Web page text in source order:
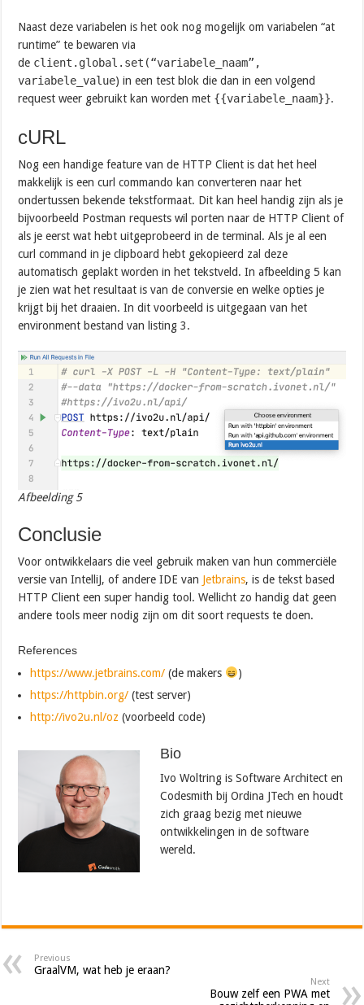
Naast deze variabelen is het ook nog mogelijk om variabelen “at
runtime” te bewaren via
de client.global.set(“variabele_naam”,
variabele_value) in een test blok die dan in een volgend
request weer gebruikt kan worden met {{variabele_naam}}.
cURL
Nog een handige feature van de HTTP Client is dat het heel
makkelijk is een curl commando kan converteren naar het
ondertussen bekende tekstformaat. Dit kan heel handig zijn als je
bijvoorbeeld Postman requests wil porten naar de HTTP Client of
als je eerst wat hebt uitgeprobeerd in de terminal. Als je al een
curl command in je clipboard hebt gekopieerd zal deze
automatisch geplakt worden in het tekstveld. In afbeelding 5 kan
je zien wat het resultaat is van de conversie en welke opties je
krijgt bij het draaien. In dit voorbeeld is uitgegaan van het
environment bestand van listing 3.
Afbeelding 5
Conclusie
Voor ontwikkelaars die veel gebruik maken van hun commerciële
versie van IntelliJ, of andere IDE van Jetbrains, is de tekst based
HTTP Client een super handig tool. Wellicht zo handig dat geen
andere tools meer nodig zijn om dit soort requests te doen.
References
https://www.jetbrains.com/ (de makers
)
https://httpbin.org/ (test server)
http://ivo2u.nl/oz (voorbeeld code)
Bio
Ivo Woltring is Software Architect en
Codesmith bij Ordina JTech en houdt
zich graag bezig met nieuwe
ontwikkelingen in de software
wereld.
Previous
GraalVM, wat heb je eraan?
Next
Bouw zelf een PWA met